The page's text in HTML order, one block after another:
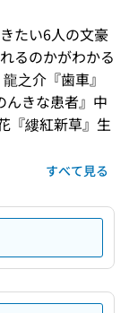
たい6人の文豪
るのかがわかる
之介『歯車』
んきな患者』中
『縷紅新草』生
すべて見る